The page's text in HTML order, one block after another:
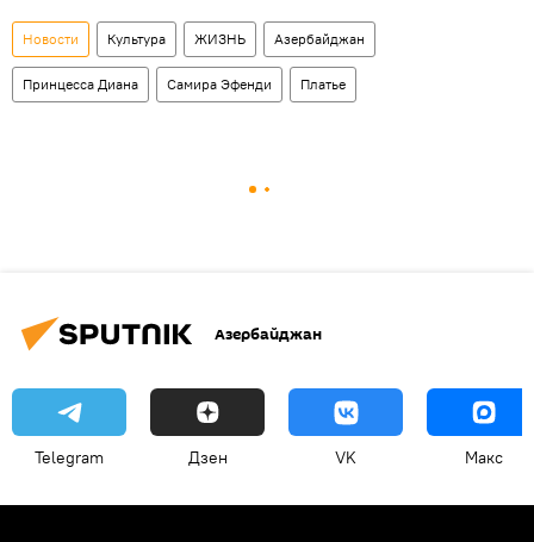
Новости Культура ЖИЗНЬ Азербайджан
Принцесса Диана Самира Эфенди Платье
Азербайджан
Telegram Дзен VK Макс